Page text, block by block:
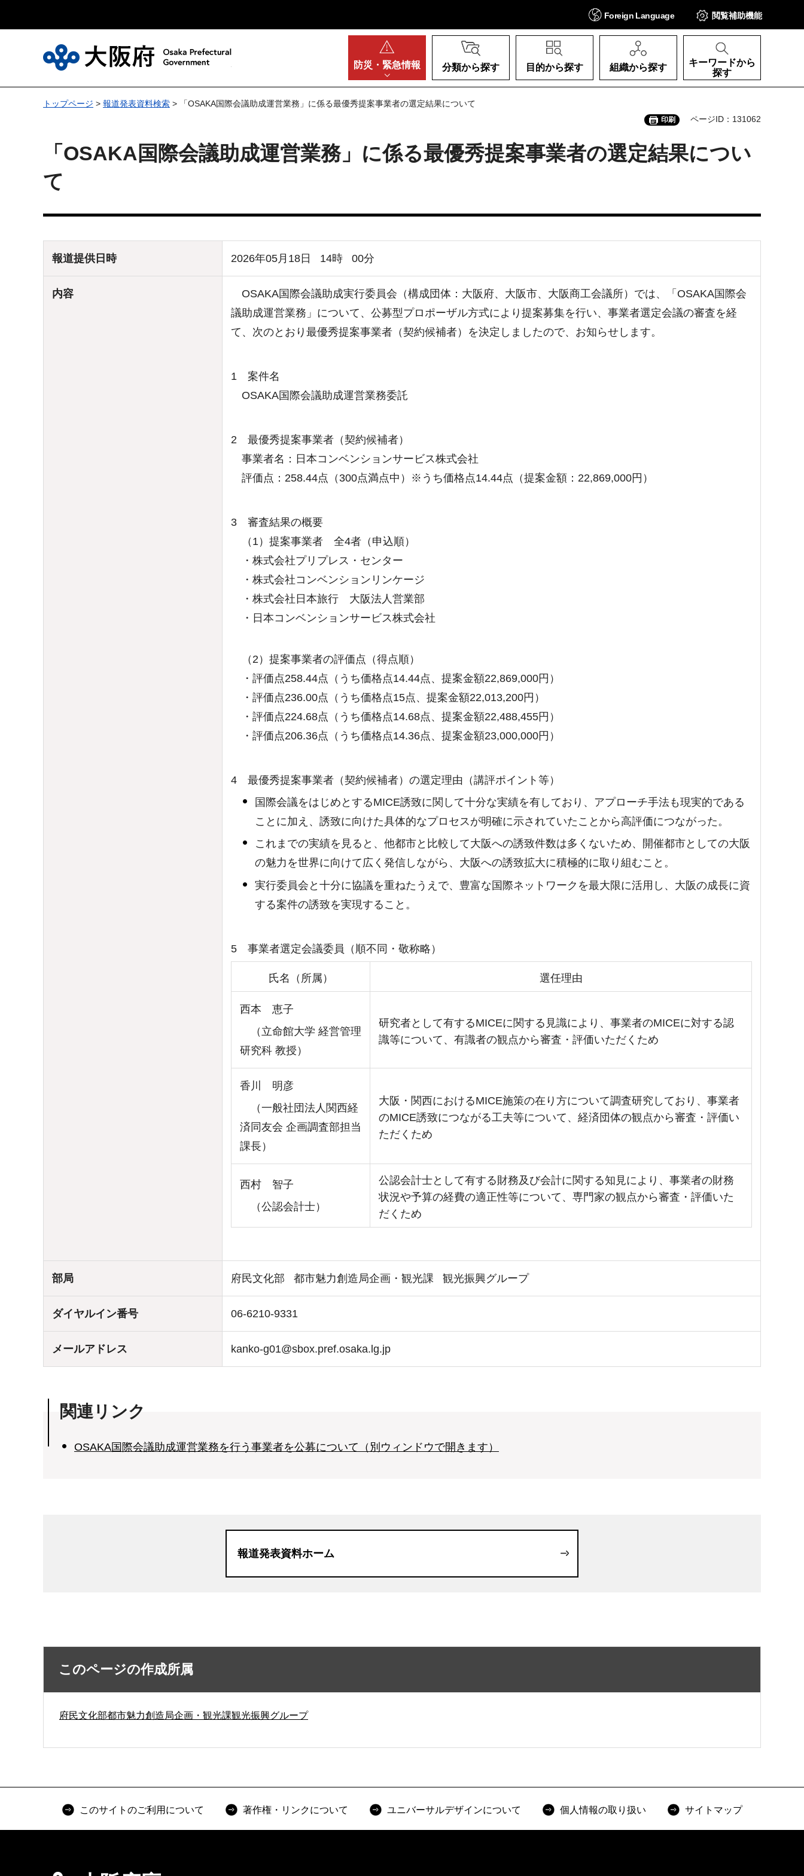
Foreign Language 閲覧補助機能
防災・ 緊急情報 分類から探す 目的から探す 組織から探す
キーワードから
探す
トップページ > 報道発表資料検索 > 「OSAKA国際会議助成運営業務」に係る最優秀提案事業者の選定結果について
印刷 ページID：131062
「OSAKA国際会議助成運営業務」に係る最優秀提案事業者の選定結果につい
て
報道提供日時 2026年05月18日 14時 00分
内容
OSAKA国際会議助成実行委員会（構成団体：大阪府、大阪市、大阪商工会議所）では、「OSAKA国際会
議助成運営業務」について、公募型プロポーザル方式により提案募集を行い、事業者選定会議の審査を経
て、次のとおり最優秀提案事業者（契約候補者）を決定しましたので、お知らせします。
1 案件名
OSAKA国際会議助成運営業務委託
2 最優秀提案事業者（契約候補者）
事業者名：日本コンベンションサービス株式会社
評価点：258.44点（300点満点中）※うち価格点14.44点（提案金額：22,869,000円）
3 審査結果の概要
（1）提案事業者 全4者（申込順）
・株式会社プリプレス・センター
・株式会社コンベンションリンケージ
・株式会社日本旅行 大阪法人営業部
・日本コンベンションサービス株式会社
（2）提案事業者の評価点（得点順）
・評価点258.44点（うち価格点14.44点、提案金額22,869,000円）
・評価点236.00点（うち価格点15点、提案金額22,013,200円）
・評価点224.68点（うち価格点14.68点、提案金額22,488,455円）
・評価点206.36点（うち価格点14.36点、提案金額23,000,000円）
4 最優秀提案事業者（契約候補者）の選定理由（講評ポイント等）
国際会議をはじめとするMICE誘致に関して十分な実績を有しており、アプローチ手法も現実的である
ことに加え、誘致に向けた具体的なプロセスが明確に示されていたことから高評価につながった。
これまでの実績を見ると、他都市と比較して大阪への誘致件数は多くないため、開催都市としての大阪
の魅力を世界に向けて広く発信しながら、大阪への誘致拡大に積極的に取り組むこと。
実行委員会と十分に協議を重ねたうえで、豊富な国際ネットワークを最大限に活用し、大阪の成長に資
する案件の誘致を実現すること。
5 事業者選定会議委員（順不同・敬称略）
氏名（所属） 選任理由
西本 恵子
（立命館大学 経営管理
研究科 教授）
研究者として有するMICEに関する見識により、事業者のMICEに対する認
識等について、有識者の観点から審査・評価いただくため
香川 明彦
（一般社団法人関西経
済同友会 企画調査部担当
課長）
大阪・関西におけるMICE施策の在り方について調査研究しており、事業者
のMICE誘致につながる工夫等について、経済団体の観点から審査・評価い
ただくため
西村 智子
（公認会計士）
公認会計士として有する財務及び会計に関する知見により、事業者の財務
状況や予算の経費の適正性等について、専門家の観点から審査・評価いた
だくため
部局 府民文化部 都市魅力創造局企画・観光課 観光振興グループ
ダイヤルイン番号 06-6210-9331
メールアドレス kanko-g01@sbox.pref.osaka.lg.jp
関連リンク
OSAKA国際会議助成運営業務を行う事業者を公募について（別ウィンドウで開きます）
報道発表資料ホーム
このページの作成所属
府民文化部都市魅力創造局企画・観光課観光振興グループ
このサイトのご利用について 著作権・リンクについて ユニバーサルデザインについて 個人情報の取り扱い サイトマップ